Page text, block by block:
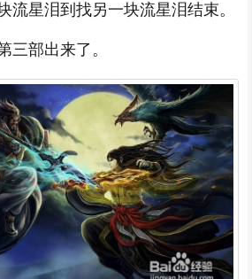
流星泪到找另一块流星泪结束。
三部出来了。